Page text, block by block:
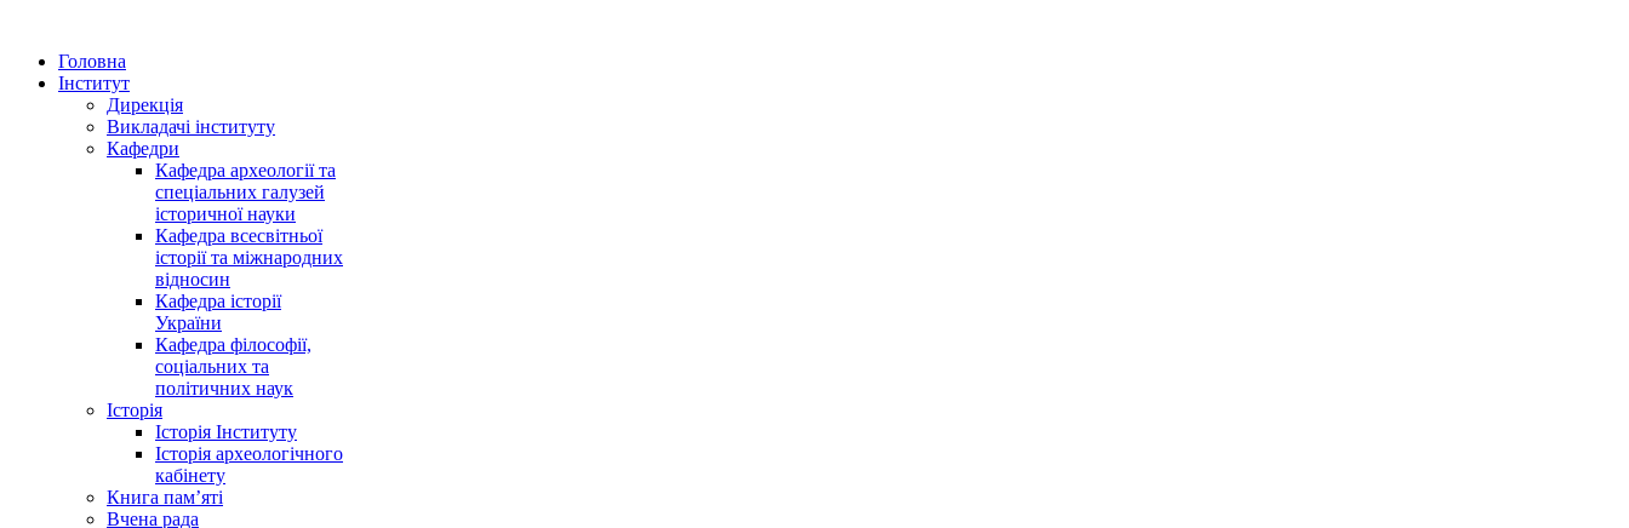
Головна
Інститут
Дирекція
Викладачі інституту
Кафедри
Кафедра археології та
спеціальних галузей
історичної науки
Кафедра всесвітньої
історії та міжнародних
відносин
Кафедра історії
України
Кафедра філософії,
соціальних та
політичних наук
Історія
Історія Інституту
Історія археологічного
кабінету
Книга памʼяті
Вчена рада